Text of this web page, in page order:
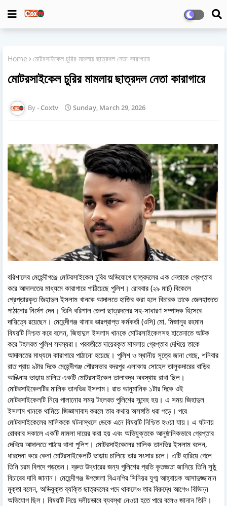
Home মোটরসাইকেল চুরির মামলায় ছাত্রদল নেতা কারাগারে
মোটরসাইকেল চুরির মামলায় ছাত্রদল নেতা কারাগারে
Coxtv Sunday, March 29, 2026
বরিশালের মেহেন্দীগঞ্জে মোটরসাইকেল চুরির অভিযোগে ছাত্রদলের এক নেতাকে গ্রেপ্তার
করে আদালতের মাধ্যমে কারাগারে পাঠিয়েছে পুলিশ। রোববার (২৯ মার্চ) বিকেলে
গ্রেপ্তারকৃত জিহাদুল ইসলাম খানকে আদালতে হাজির করা হলে বিচারক তাকে জেলহাজতে
পাঠানোর নির্দেশ দেন। তিনি বরিশাল জেলা ছাত্রদলের সহ-সাধারণ সম্পাদক হিসেবে
দায়িত্বে রয়েছেন। মেহেন্দীগঞ্জ থানার ভারপ্রাপ্ত কর্মকর্তা (ওসি) মো. মিজানুর রহমান
বিষয়টি নিশ্চত করে বলেন, জিহাদুল ইসলাম খানকে মোটরসাইকেলসহ হাতেনাতে আটক
করে টহলরত পুলিশ সদস্যরা। পরবর্তীতে দায়েরকৃত মামলায় গ্রেপ্তার দেখিয়ে তাকে
আদালতের মাধ্যমে কারাগারে পাঠানো হয়েছে। পুলিশ ও স্থানীয় সূত্রে জানা গেছে, শনিবার
রাত প্রায় ৯টার দিকে মেহেন্দীগঞ্জ পৌরসভার বদরপুর এলাকায় সোহেল তালুকদারের বাড়ির
আঙিনায় ভাড়ায় চালিত একটি মোটরসাইকেল তালাবদ্ধ অবস্থায় রাখা ছিল।
মোটরসাইকেলটির মালিক তানভির ইসলাম। রাত আনুমানিক ১টার দিকে ওই
মোটরসাইকেলটি নিয়ে পালানোর সময় টহলরত পুলিশের সন্দেহ হয়। এ সময় জিহাদুল
ইসলাম খানকে থামিয়ে জিজ্ঞাসাবাদ করলে তার কথায় অসঙ্গতি ধরা পড়ে। পরে
মোটরসাইকেলের মালিককে ঘটনাস্থলে ডেকে এনে বিষয়টি নিশ্চিত হওয়া যায়। এ ঘটনায়
রোববার সকালে একটি মামলা দায়ের করা হয় এবং অভিযুক্তকে আনুষ্ঠানিকভাবে গ্রেপ্তার
দেখিয়ে আদালতে পাঠায় থানা পুলিশ। মোটরসাইকেলের মালিক তানভির ইসলাম বলেন,
ধারদেনা করে কেনা মোটরসাইকেলটি ভাড়ায় চালিয়ে তার সংসার চলে। এটি হারিয়ে গেলে
তিনি চরম বিপদে পড়তেন। দ্রুত উদ্ধারের জন্য পুলিশের প্রতি কৃতজ্ঞতা জানিয়ে তিনি সুষ্ঠু
বিচারের দাবি জানান। মেহেন্দীগঞ্জ উপজেলা বিএনপির সিনিয়র যুগ্ম আহ্বায়ক আসাদুজ্জামান
মুক্তা বলেন, অভিযুক্ত ব্যক্তি ছাত্রদলের পদে থাকলেও তার বিরুদ্ধে আগেও বিভিন্ন
অভিযোগ ছিল। বিষয়টি নিয়ে দলীয়ভাবে ব্যবস্থা নেওয়া হতে পারে বলেও জানান তিনি।